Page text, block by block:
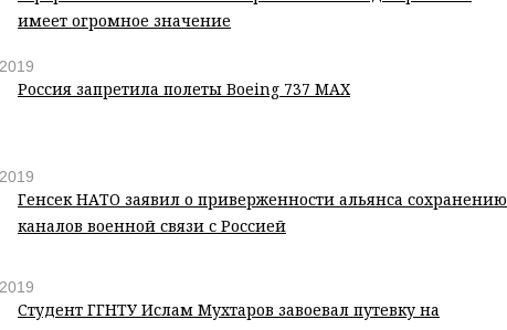
имеет огромное значение
Россия запретила полеты Boeing 737 MAX
Генсек НАТО заявил о приверженности альянса сохранению
каналов военной связи с Россией
Студент ГГНТУ Ислам Мухтаров завоевал путевку на